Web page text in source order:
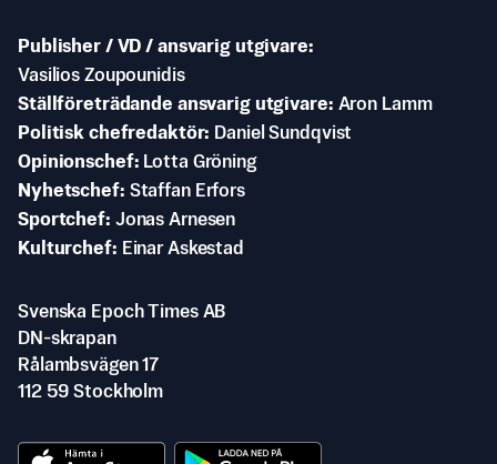
Publisher / VD / ansvarig utgivare
Vasilios Zoupounidis
Ställföreträdande ansvarig utgivare Aron Lamm
Politisk chefredaktör
Daniel Sundqvist
Opinionschef
Lotta Gröning
Nyhetschef Staffan Erfors
Sportchef Jonas Arnesen
Kulturchef
Einar Askestad
Svenska Epoch Times AB
DN-skrapan
Rålambsvägen 17
112 59 Stockholm